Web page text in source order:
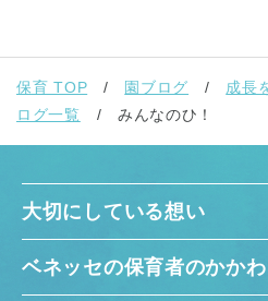
保育 TOP 園ブログ
成長
ログ一覧
みんなのひ！
大切にしている想い
ベネッセの保育者のかか